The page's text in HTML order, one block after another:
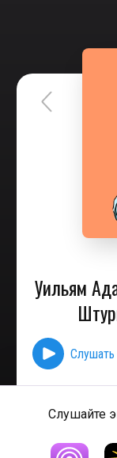
Уильям
Слушать
Слушайте